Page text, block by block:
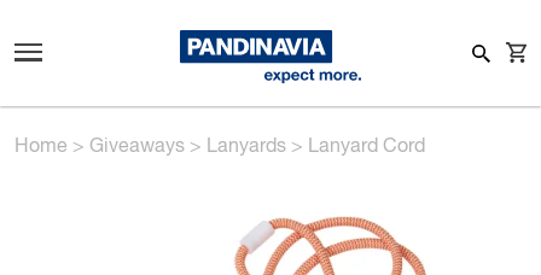
Home > Giveaways > Lanyards > Lanyard Cord